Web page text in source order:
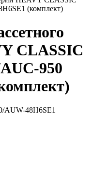
CLASSIC
950
AUW-48H6SE1